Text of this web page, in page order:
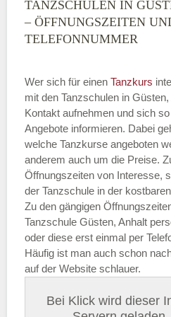
TANZSCHULEN IN
– ÖFFNUNGSZEITEN
TELEFONNUMMER
Wer sich für einen Tanzkurs
mit den Tanzschulen in
Kontakt aufnehmen und sich
Angebote informieren. Dabei
welche Tanzkurse angeboten
anderem auch um die Preise.
Öffnungszeiten von Interesse,
der Tanzschule in der
Zu den gängigen
Tanzschule Güsten, Anhalt
oder diese erst einmal per
Häufig ist man auch schon
auf der Website schlauer.
Bei Klick wird dieser